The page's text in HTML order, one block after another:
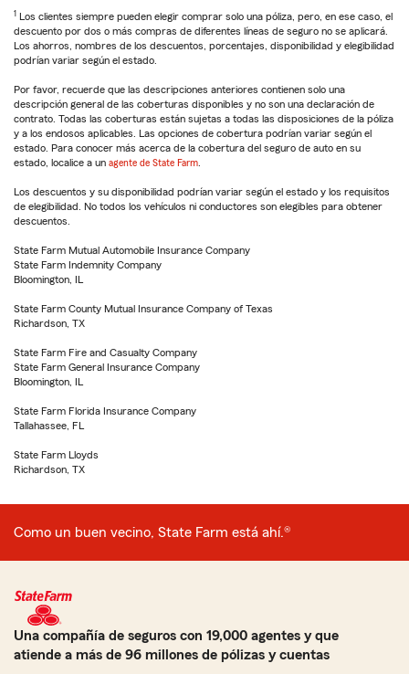
1 Los clientes siempre pueden elegir comprar solo una póliza, pero, en ese caso, el
descuento por dos o más compras de diferentes líneas de seguro no se aplicará.
Los ahorros, nombres de los descuentos, porcentajes, disponibilidad y elegibilidad
podrían variar según el estado.
Por favor, recuerde que las descripciones anteriores contienen solo una
descripción general de las coberturas disponibles y no son una declaración de
contrato. Todas las coberturas están sujetas a todas las disposiciones de la póliza
y a los endosos aplicables. Las opciones de cobertura podrían variar según el
estado. Para conocer más acerca de la cobertura del seguro de auto en su
estado, localice a un agente de State Farm
Los descuentos y su disponibilidad podrían variar según el estado y los requisitos
de elegibilidad. No todos los vehículos ni conductores son elegibles para obtener
descuentos.
State Farm Mutual Automobile Insurance Company
State Farm Indemnity Company
Bloomington, IL
State Farm County Mutual Insurance Company of Texas
Richardson, TX
State Farm Fire and Casualty Company
State Farm General Insurance Company
Bloomington, IL
State Farm Florida Insurance Company
Tallahassee, FL
State Farm Lloyds
Richardson, TX
Como un buen vecino, State Farm está ahí.®
Una compañía de seguros con 19,000 agentes y que
atiende a más de 96 millones de pólizas y cuentas